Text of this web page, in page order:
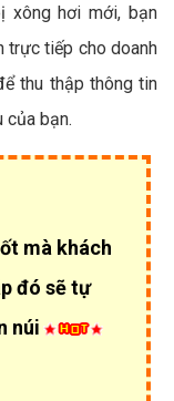
xông hơi mới, bạn
trực tiếp cho doanh
thu thập thông tin
của bạn.
mà khách
đó sẽ tự
núi